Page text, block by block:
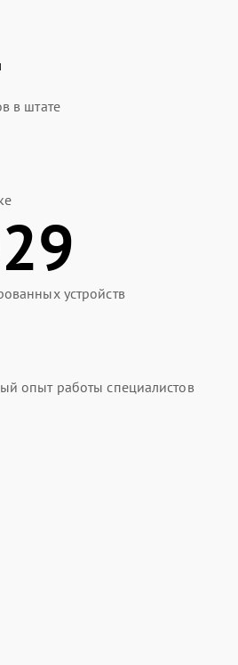
в штате
устройств
опыт работы специалистов